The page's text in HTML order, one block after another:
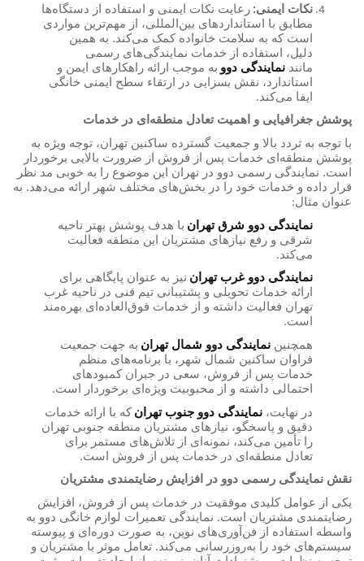
نکات ایمنی: رعایت نکات ایمنی و استفاده از دستگاه‌ها
مطابق با استانداردهای بین‌المللی، از مهم‌ترین مواردی
است که به سلامت خانواده کمک می‌کند. به همین
دلیل، استفاده از خدمات نمایندگی‌های رسمی
مانند نمایندگی دوو به موجب ارائه راهکارهای ایمن و
استاندارد، نقش بسزایی در ارتقاء سطح ایمنی خانگی
ایفا می‌کند.
پوشش جغرافیایی و اهمیت تعادل منطقه‌ای در خدمات
با توجه به تردد بالا و جمعیت گسترده ساکنین تهران، توجه ویژه به
پوشش منطقه‌ای خدمات پس از فروش از ضرورت بالایی برخوردار
است. نمایندگی رسمی دوو در تهران این موضوع را به خوبی مد نظر
قرار داده و خدمات خود را در بخش‌های مختلف شهر ارائه می‌دهد. به
عنوان مثال:
نمایندگی دوو شرق تهران با هدف پوشش بهتر ناحیه
شرقی و رفع نیازهای مشتریان این منطقه فعالیت
می‌کند.
نمایندگی دوو غرب تهران نیز به عنوان پایگاهی برای
ارائه خدمات تحویلی و پشتیبانی تیم فنی در ناحیه غرب
تهران فعالیت داشته و از خدمات فوق‌العاده‌ای بهره‌مند
است.
همچنین نمایندگی دوو شمال تهران به جهت جمعیت
فراوان ساکنین شمال شهر، با برنامه‌های منظم
خدمات پس از فروش، سعی در جبران کمبودهای
احتمالی داشته و از محبوبیت ویژه‌ای برخوردار است.
در نهایت، نمایندگی دوو جنوب تهران که با ارائه خدمات
دقیق و پاسخگو، نیازهای مشتریان منطقه جنوبی تهران
را تأمین می‌کند، نمونه‌ای از تلاش‌های مستمر برای
تعادل منطقه‌ای در خدمات پس از فروش است.
نقش نمایندگی رسمی دوو در افزایش رضایتمندی مشتریان
یکی از عوامل کلیدی موفقیت در خدمات پس از فروش، افزایش
رضایتمندی مشتریان است. نمایندگی تعمیرات لوازم خانگی دوو به
واسطه استفاده از فن‌آوری‌های نوین، به صورت دوره‌ای و پیوسته
سیستم‌های خود را به‌روزرسانی می‌کند. تعامل موثر با مشتریان و